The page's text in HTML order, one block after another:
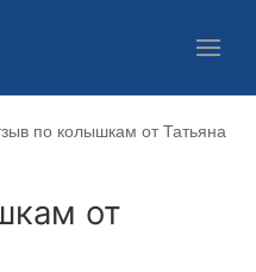
по колышкам от Татьяна
от